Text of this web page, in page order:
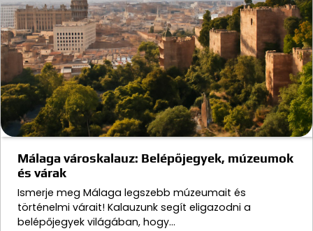
Málaga városkalauz: Belépőjegyek, múzeumok
és várak
Ismerje meg Málaga legszebb múzeumait és
történelmi várait! Kalauzunk segít eligazodni a
belépőjegyek világában, hogy…